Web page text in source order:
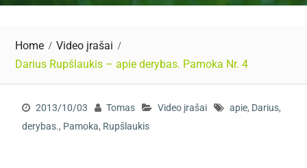
Home
Video įrašai
Darius Rupšlaukis – apie derybas. Pamoka Nr. 4
2013/10/03 Tomas Video įrašai apie, Darius,
derybas., Pamoka, Rupšlaukis